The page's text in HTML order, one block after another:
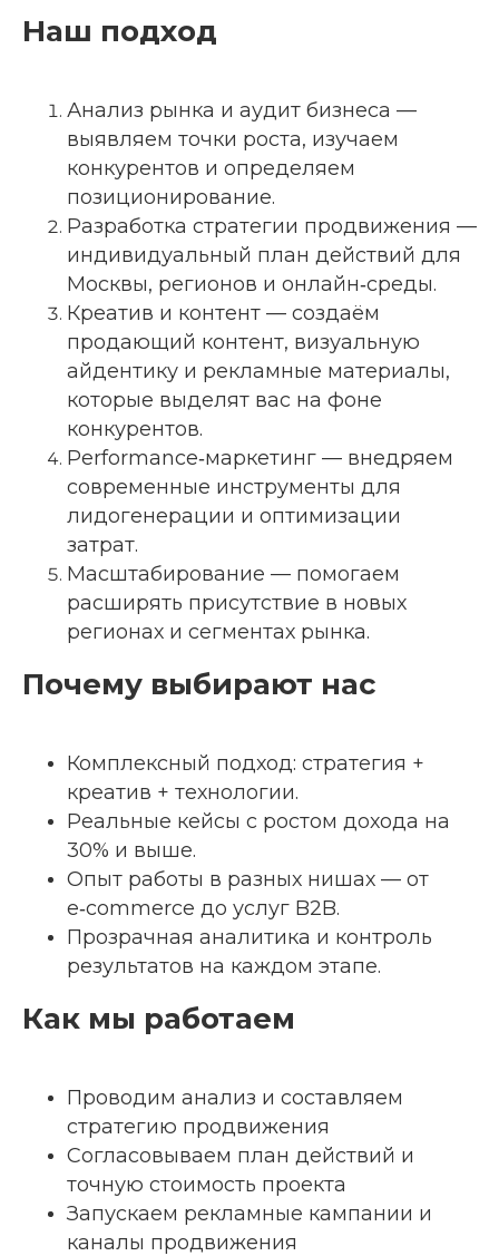
Наш подход
Анализ рынка и аудит бизнеса —
выявляем точки роста, изучаем
конкурентов и определяем
позиционирование.
Разработка стратегии продвижения —
индивидуальный план действий для
Москвы, регионов и онлайн‑среды.
Креатив и контент — создаём
продающий контент, визуальную
айдентику и рекламные материалы,
которые выделят вас на фоне
конкурентов.
Performance‑маркетинг — внедряем
современные инструменты для
лидогенерации и оптимизации
затрат.
Масштабирование — помогаем
расширять присутствие в новых
регионах и сегментах рынка.
Почему выбирают нас
Комплексный подход: стратегия +
креатив + технологии.
Реальные кейсы с ростом дохода на
30% и выше.
Опыт работы в разных нишах — от
e‑commerce до услуг B2B.
Прозрачная аналитика и контроль
результатов на каждом этапе.
Как мы работаем
Проводим анализ и составляем
стратегию продвижения
Согласовываем план действий и
точную стоимость проекта
Запускаем рекламные кампании и
каналы продвижения